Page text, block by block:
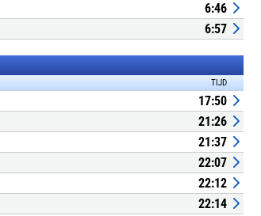
6:46
6:57
TIJD
17:50
21:26
21:37
22:07
22:12
22:14